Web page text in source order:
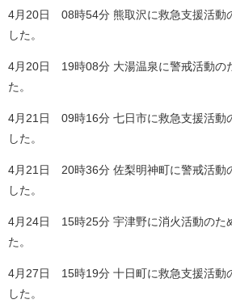
​​4月20日 08時54分 熊取沢に救急支援活動
した。
4月20日 19時08分 大湯温泉に警戒活動の
た。
4月21日 09時16分 七日市に救急支援活動
した。
4月21日 20時36分 佐梨明神町に警戒活動
した。
4月24日 15時25分 宇津野に消火活動のた
た。
4月27日 15時19分 十日町に救急支援活動
した。